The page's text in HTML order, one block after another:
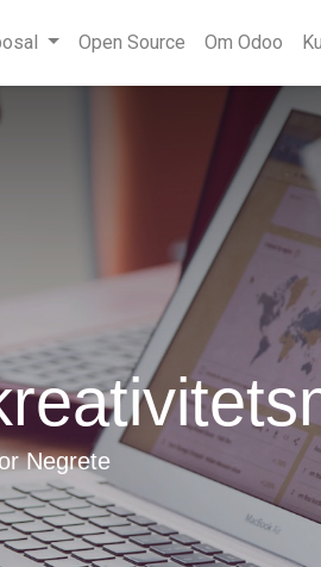
Open Source Om Odoo
Negrete